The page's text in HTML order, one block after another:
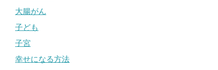
大腸がん
子ども
子宮
幸せになる方法